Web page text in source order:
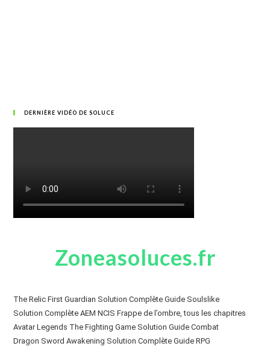
DERNIÈRE VIDÉO DE SOLUCE
Zoneasoluces.fr
The Relic First Guardian Solution Complète Guide Soulslike
Solution Complète AEM NCIS Frappe de l’ombre, tous les chapitres
Avatar Legends The Fighting Game Solution Guide Combat
Dragon Sword Awakening Solution Complète Guide RPG